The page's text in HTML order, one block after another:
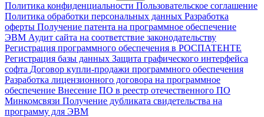
Политика конфиденциальности Пользовательское соглашение
Политика обработки персональных данных Разработка
оферты Получение патента на программное обеспечение
ЭВМ Аудит сайта на соответствие законодательству
Регистрация программного обеспечения в РОСПАТЕНТЕ
Регистрация базы данных Защита графического интерфейса
софта Договор купли-продажи программного обеспечения
Разработка лицензионного договора на программное
обеспечение Внесение ПО в реестр отечественного ПО
Минкомсвязи Получение дубликата свидетельства на
программу для ЭВМ